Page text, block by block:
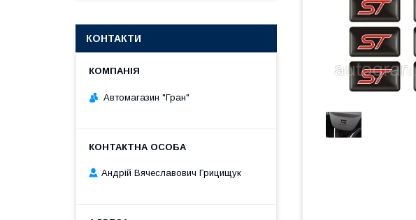
КОНТАКТИ
Автомагазин "Гран"
Андрій Вячеславович Грицищук